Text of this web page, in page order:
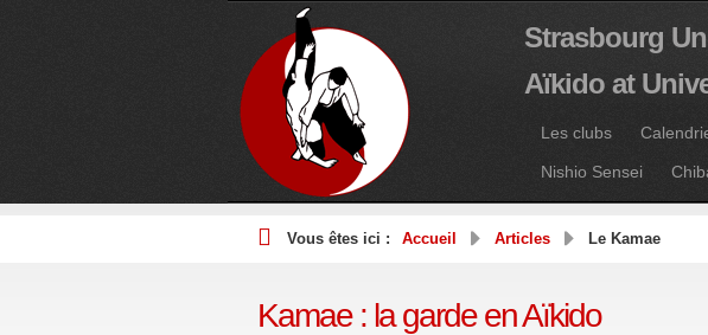
Strasbourg
Aïkido at
Les clubs
Nishio Sensei
Vous êtes ici : Accueil Articles Le Kamae
Kamae : la garde en Aïkido